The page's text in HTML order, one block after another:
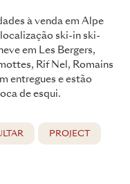
à venda em Alpe
ski-in ski-
em Les Bergers,
Rif Nel, Romains
entregues e estão
de esqui.
PROJECT